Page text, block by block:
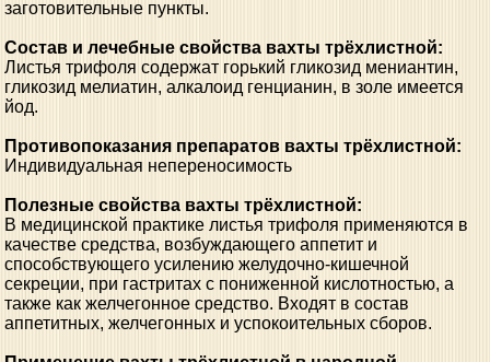
заготовительные пункты.
Состав и лечебные свойства вахты трёхлистной:
Листья трифоля содержат горький гликозид мениантин,
гликозид мелиатин, алкалоид генцианин, в золе имеется
йод.
Противопоказания препаратов вахты трёхлистной:
Индивидуальная непереносимость
Полезные свойства вахты трёхлистной:
В медицинской практике листья трифоля применяются в
качестве средства, возбуждающего аппетит и
способствующего усилению желудочно-кишечной
секреции, при гастритах с пониженной кислотностью, а
также как желчегонное средство. Входят в состав
аппетитных, желчегонных и успокоительных сборов.